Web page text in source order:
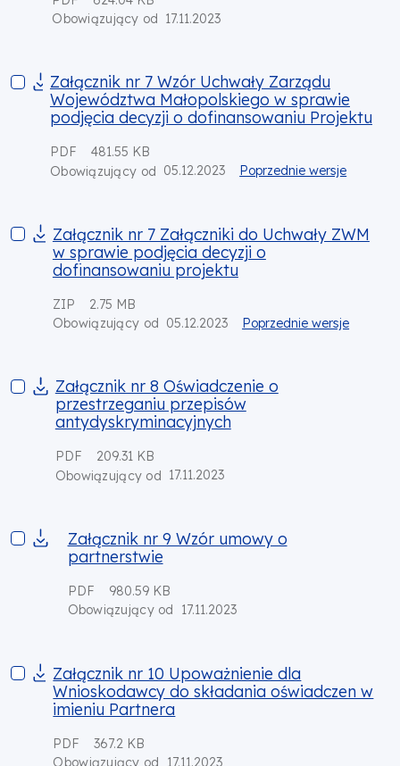
Obowiązujący od 17.11.2023
Załącznik nr 7 Wzór Uchwały Zarządu Województwa
Załącznik nr 7 Wzór Uchwały Zarządu
Województwa Małopolskiego w sprawie
podjęcia decyzji o dofinansowaniu Projektu
PDF
481.55 KB
Obowiązujący od 05.12.2023 Poprzednie wersje
Załącznik nr 7 Załączniki do Uchwały ZWM w sprawie
Załącznik nr 7 Załączniki do Uchwały ZWM
w sprawie podjęcia decyzji o
dofinansowaniu projektu
ZIP
2.75 MB
Obowiązujący od 05.12.2023 Poprzednie wersje
Załącznik nr 8 Oświadczenie o przestrzeganiu przepisów
Załącznik nr 8 Oświadczenie o
przestrzeganiu przepisów
antydyskryminacyjnych
PDF
209.31 KB
Obowiązujący od 17.11.2023
Załącznik nr 9 Wzór umowy o partnerstwie
Załącznik nr 9 Wzór umowy o
partnerstwie
PDF
980.59 KB
Obowiązujący od
17.11.2023
Załącznik nr 10 Upoważnienie dla Wnioskodawcy do
Załącznik nr 10 Upoważnienie dla
Wnioskodawcy do składania oświadczen w
imieniu Partnera
PDF
367.2 KB
Obowiązujący od
17.11.2023